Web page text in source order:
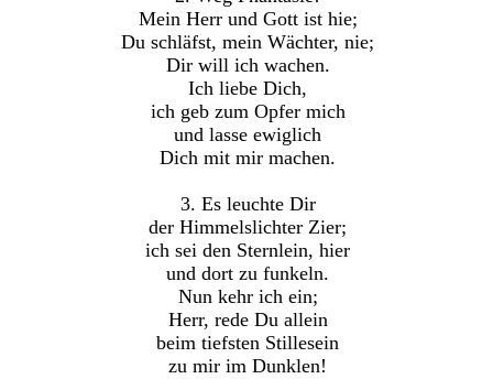
Mein Herr und Gott ist hie;
Du schläfst, mein Wächter, nie;
Dir will ich wachen.
Ich liebe Dich,
ich geb zum Opfer mich
und lasse ewiglich
Dich mit mir machen.
3. Es leuchte Dir
der Himmelslichter Zier;
ich sei den Sternlein, hier
und dort zu funkeln.
Nun kehr ich ein;
Herr, rede Du allein
beim tiefsten Stillesein
zu mir im Dunklen!